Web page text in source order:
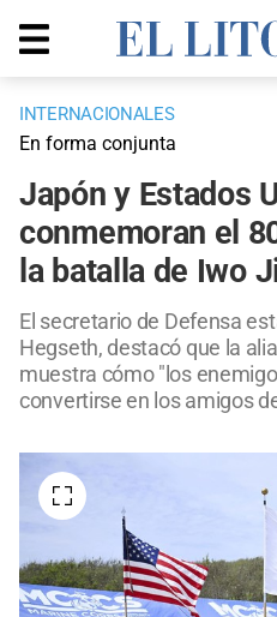
INTERNACIONALES
En forma conjunta
Japón y Estados
conmemoran el
la batalla de Iwo
El secretario de Defensa
Hegseth, destacó que la
muestra cómo "los
convertirse en los amigos